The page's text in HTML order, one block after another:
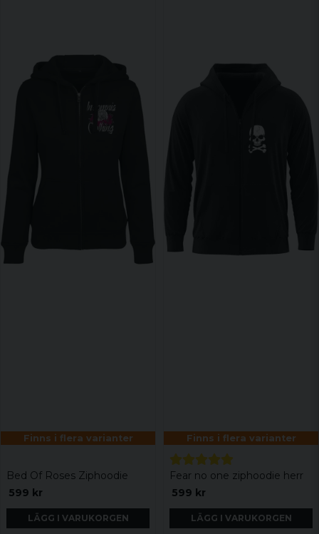
Finns i flera varianter
Bed Of Roses Ziphoodie
599 kr
LÄGG I VARUKORGEN
Finns i flera varianter
Fear no one ziphoodie herr
599 kr
LÄGG I VARUKORGEN